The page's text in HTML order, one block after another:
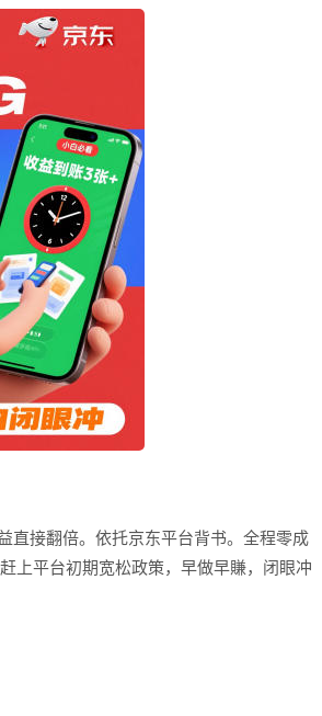
直接翻倍。依托京东平台背书。全程零成
上平台初期宽松政策，早做早賺，闭眼冲